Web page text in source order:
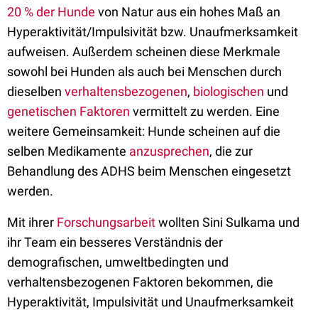
20 % der Hunde von Natur aus ein hohes Maß an
Hyperaktivität/Impulsivität bzw. Unaufmerksamkeit
aufweisen. Außerdem scheinen diese Merkmale
sowohl bei Hunden als auch bei Menschen durch
dieselben verhaltensbezogenen, biologischen und
genetischen Faktoren vermittelt zu werden. Eine
weitere Gemeinsamkeit: Hunde scheinen auf die
selben Medikamente anzusprechen, die zur
Behandlung des ADHS beim Menschen eingesetzt
werden.
Mit ihrer Forschungsarbeitwollten Sini Sulkama und
ihr Team ein besseres Verständnis der
demografischen, umweltbedingten und
verhaltensbezogenen Faktoren bekommen, die
Hyperaktivität, Impulsivität und Unaufmerksamkeit